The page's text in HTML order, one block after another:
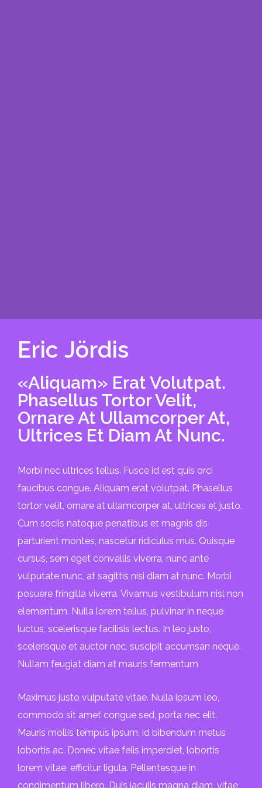
Eric Jördis
«Aliquam» Erat Volutpat.
Phasellus Tortor Velit,
Ornare At Ullamcorper At,
Ultrices Et Diam At Nunc.
Morbi nec ultrices tellus. Fusce id est quis orci
faucibus congue. Aliquam erat volutpat. Phasellus
tortor velit, ornare at ullamcorper at, ultrices et justo.
Cum sociis natoque penatibus et magnis dis
parturient montes, nascetur ridiculus mus. Quisque
cursus, sem eget convallis viverra, nunc ante
vulputate nunc, at sagittis nisi diam at nunc. Morbi
posuere fringilla viverra. Vivamus vestibulum nisl non
elementum. Nulla lorem tellus, pulvinar in neque
luctus, scelerisque facilisis lectus. In leo justo,
scelerisque et auctor nec, suscipit accumsan neque.
Nullam feugiat diam at mauris fermentum
Maximus justo vulputate vitae. Nulla ipsum leo,
commodo sit amet congue sed, porta nec elit.
Mauris mollis tempus ipsum, id bibendum metus
lobortis ac. Donec vitae felis imperdiet, lobortis
lorem vitae, efficitur ligula. Pellentesque in
condimentum libero. Duis iaculis magna diam, vitae